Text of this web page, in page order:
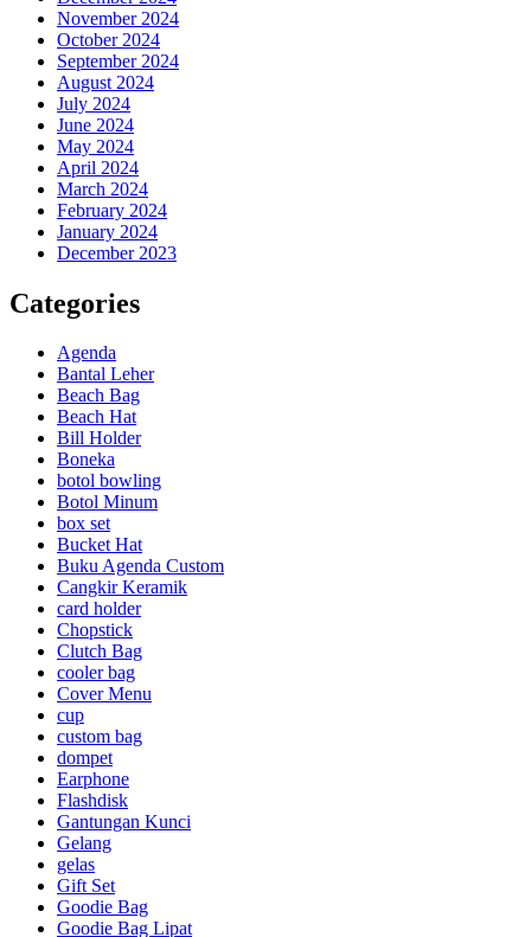
November 2024
October 2024
September 2024
August 2024
July 2024
June 2024
May 2024
April 2024
March 2024
February 2024
January 2024
December 2023
Categories
Agenda
Bantal Leher
Beach Bag
Beach Hat
Bill Holder
Boneka
botol bowling
Botol Minum
box set
Bucket Hat
Buku Agenda Custom
Cangkir Keramik
card holder
Chopstick
Clutch Bag
cooler bag
Cover Menu
cup
custom bag
dompet
Earphone
Flashdisk
Gantungan Kunci
Gelang
gelas
Gift Set
Goodie Bag
Goodie Bag Lipat